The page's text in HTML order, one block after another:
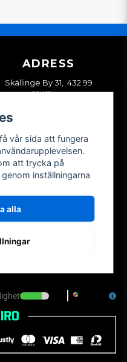
ADRESS
Skällinge By 31, 432 99
Skällinge
MITT KONTO
Skapa konto
vår sida att fungera
att trycka på
inställningarna
alla